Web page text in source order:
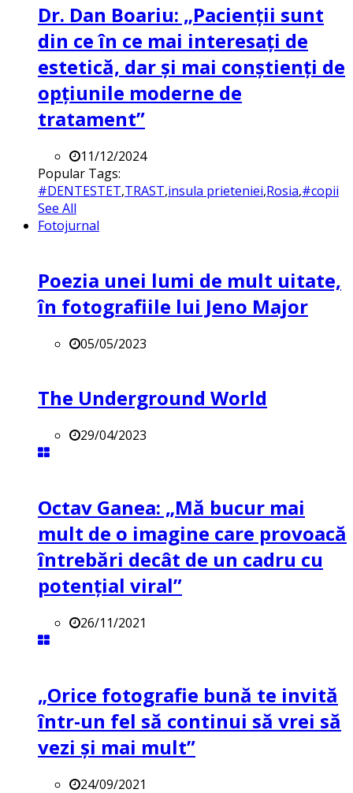
Dr. Dan Boariu: „Pacienții sunt
din ce în ce mai interesați de
estetică, dar și mai conștienți de
opțiunile moderne de
tratament”
11/12/2024
Popular Tags:
#DENTESTET,TRAST,insula prieteniei,Rosia,#copii
See All
Fotojurnal
Poezia unei lumi de mult uitate,
în fotografiile lui Jeno Major
05/05/2023
The Underground World
29/04/2023
Octav Ganea: „Mă bucur mai
mult de o imagine care provoacă
întrebări decât de un cadru cu
potenţial viral”
26/11/2021
„Orice fotografie bună te invită
într-un fel să continui să vrei să
vezi și mai mult”
24/09/2021